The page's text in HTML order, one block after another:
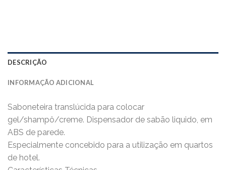
DESCRIÇÃO
INFORMAÇÃO ADICIONAL
Saboneteira translúcida para colocar
gel/shampô/creme. Dispensador de sabão liquido, em
ABS de parede.
Especialmente concebido para a utilização em quartos
de hotel.